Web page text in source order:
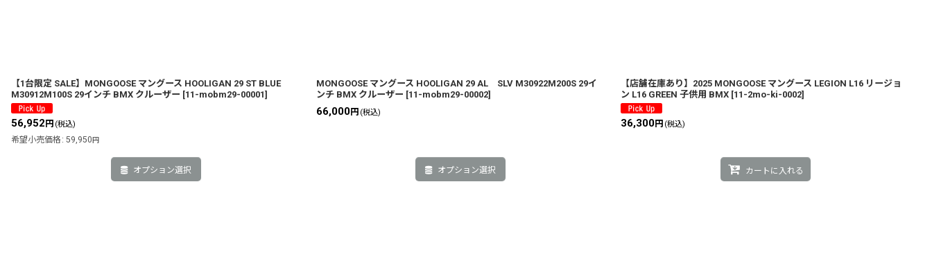
【1台限定 SALE】MONGOOSE マングース HOOLIGAN 29 ST BLUE
M30912M100S 29インチ BMX クルーザー [11-mobm29-00001]
56,952 円 (税込)
希望小売価格 : 59,950円
オプション選択
MONGOOSE マングース HOOLIGAN 29 AL SLV M30922M200S 29イ
ンチ BMX クルーザー [11-mobm29-00002]
66,000円 (税込)
オプション選択
【店舗在庫あり】2025 MONGOOSE マングース LEGION L16 リージョ
ン L16 GREEN 子供用 BMX [11-2mo-ki-0002]
36,300円 (税込)
カートに入れる